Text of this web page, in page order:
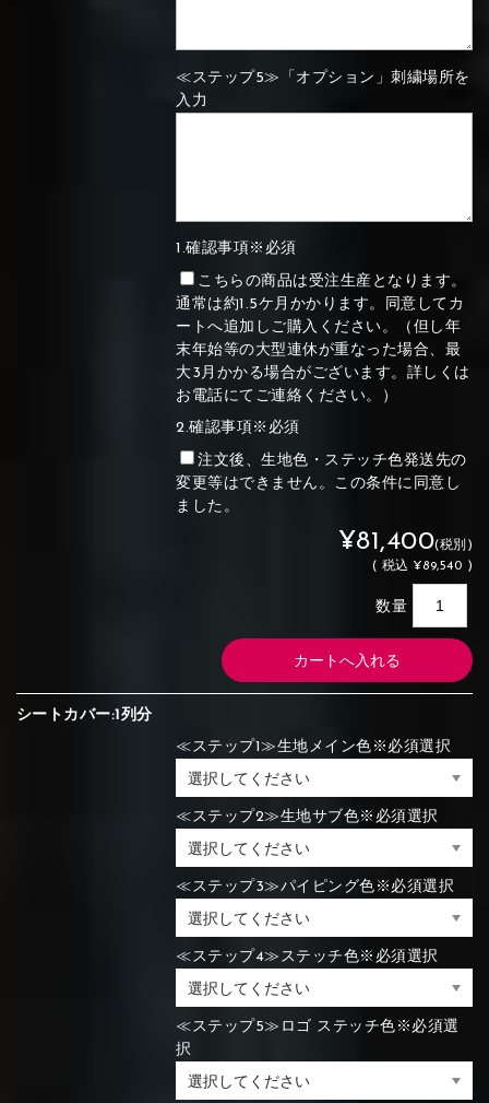
≪ステップ5≫「オプション」刺繍場所を
入力
1.確認事項※必須
こちらの商品は受注生産となります。
通常は約1.5ケ月かかります。同意してカ
ートへ追加しご購入ください。（但し年
末年始等の大型連休が重なった場合、最
大3月かかる場合がございます。詳しくは
お電話にてご連絡ください。）
2.確認事項※必須
注文後、生地色・ステッチ色発送先の
変更等はできません。この条件に同意し
ました。
¥81,400(税別)
( 税込 ¥89,540 )
数量
シートカバー:1列分
≪ステップ1≫生地メイン色※必須選択
≪ステップ2≫生地サブ色※必須選択
≪ステップ3≫パイピング色※必須選択
≪ステップ4≫ステッチ色※必須選択
≪ステップ5≫ロゴ ステッチ色※必須選
択